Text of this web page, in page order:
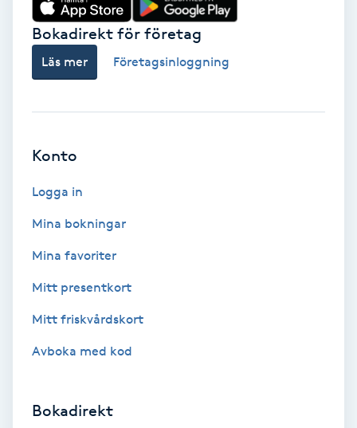
Klippning ungdom
Koppningsmassage
Kroppspeeling
Kärlbehandling
Laserbehandling
Bokadirekt för företag
Läs mer Företagsinloggning
Konto
Logga in
Mina bokningar
Mina favoriter
Mitt presentkort
Mitt friskvårdskort
Avboka med kod
Bokadirekt